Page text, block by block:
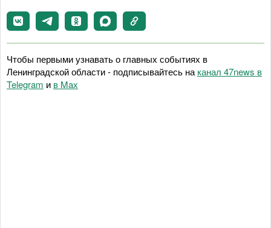
Чтобы первыми узнавать о главных событиях в
Ленинградской области - подписывайтесь на канал 47news в
Telegram и в Maх